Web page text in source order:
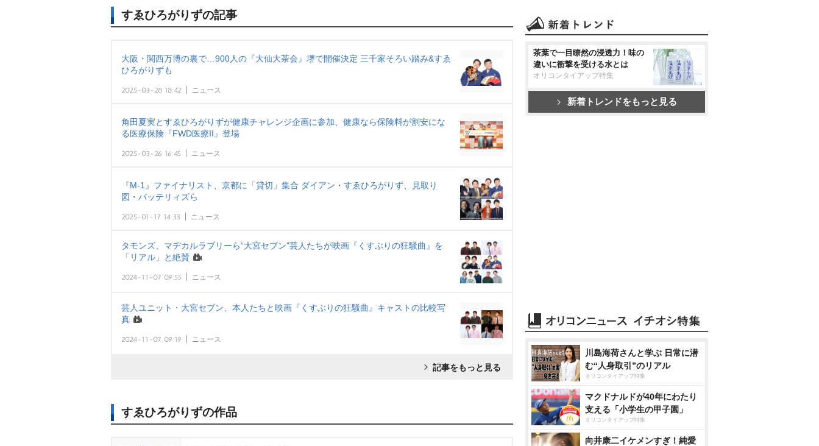
u
e
すゑひろがりずの記事
大阪・関西万博の裏で…900人の『大仙大茶会』堺で開催決定 三千家そろい踏み&すゑ
ひろがりずも
2025-03-28 18:42 ニュース
角田夏実とすゑひろがりずが健康チャレンジ企画に参加、健康なら保険料が割安にな
る医療保険『FWD医療II』登場
2025-03-26 16:45 ニュース
『M‐1』ファイナリスト、京都に「貸切」集合 ダイアン・すゑひろがりず、見取り
図・バッテリィズら
2025-01-17 14:33 ニュース
タモンズ、マヂカルラブリーら“大宮セブン”芸人たちが映画『くすぶりの狂騒曲』を
「リアル」と絶賛
2024-11-07 09:55 ニュース
芸人ユニット・大宮セブン、本人たちと映画『くすぶりの狂騒曲』キャストの比較写
真
2024-11-07 09:19 ニュース
記事をもっと見る
すゑひろがりずの作品
茶葉で一目瞭然の浸透力！味の
違いに衝撃を受ける水とは
オリコンタイアップ特集
新着トレンドをもっと見る
川島海荷さんと学ぶ 日常に潜
む“人身取引”のリアル
オリコンタイアップ特集
マクドナルドが40年にわたり
支える「小学生の甲子園」
オリコンタイアップ特集
向井康二イケメンすぎ！純愛